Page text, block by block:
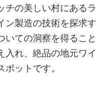
の美しい村にある
製造の技術を探求
ての洞察を得るこ
れ、絶品の地元ワ
ットです。